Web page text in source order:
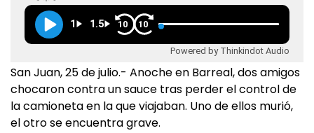
1 1.5 10 10
Powered by Thinkindot Audio
San Juan, 25 de julio.- Anoche en Barreal, dos amigos
chocaron contra un sauce tras perder el control de
la camioneta en la que viajaban. Uno de ellos murió,
el otro se encuentra grave.